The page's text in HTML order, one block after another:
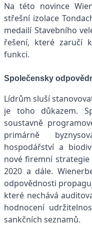
Na této novince
střešní izolace
medailí Stavebního
řešení, které zaručí
funkci.
Společensky
Lídrům sluší
je toho důkazem.
soustavně
primárně
hospodářství a
nové firemní
2020 a dále.
odpovědnosti
které nechává
hodnocení
sankčních seznamů.